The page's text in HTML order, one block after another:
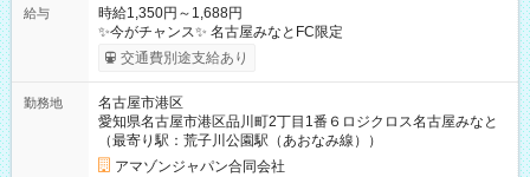
給与
時給1,350円～1,688円
✨今がチャンス✨ 名古屋みなとFC限定
交通費別途支給あり
勤務地
名古屋市港区
愛知県名古屋市港区品川町2丁目1番６ロジクロス名古屋みなと
（最寄り駅：荒子川公園駅（あおなみ線））
アマゾンジャパン合同会社